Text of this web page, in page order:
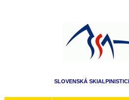
SLOVENSKÁ